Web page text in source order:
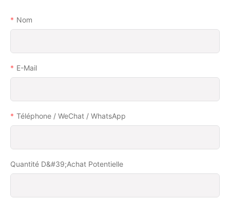
Nom
E-Mail
Téléphone / WeChat / WhatsApp
Quantité D&#39;achat Potentielle